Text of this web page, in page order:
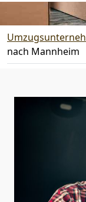
nach Mannheim